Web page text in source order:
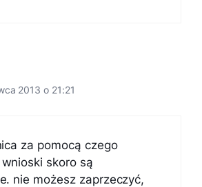
2013 o 21:21
za pomocą czego
skoro są
nie możesz zaprzeczyć,